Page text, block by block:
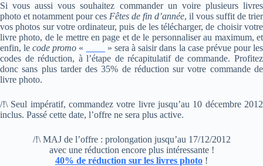
Si vous aussi vous souhaitez commander un voire plusieurs livres
photo et notamment pour ces Fêtes de fin d’année, il vous suffit de trier
vos photos sur votre ordinateur, puis de les télécharger, de choisir votre
livre photo, de le mettre en page et de le personnaliser au maximum, et
enfin, lecode promo «
» sera à saisir dans la case prévue pour les
codes de réduction, à l’étape de récapitulatif de commande. Profitez
donc sans plus tarder des 35% de réduction sur votre commande de
livre photo.
/!\ Seul impératif, commandez votre livre jusqu’au 10 décembre 2012
inclus. Passé cette date, l’offre ne sera plus active.
/!\ MAJ de l’offre : prolongation jusqu’au 17/12/2012
avec une réduction encore plus intéressante !
40% de réduction sur les livres photo !